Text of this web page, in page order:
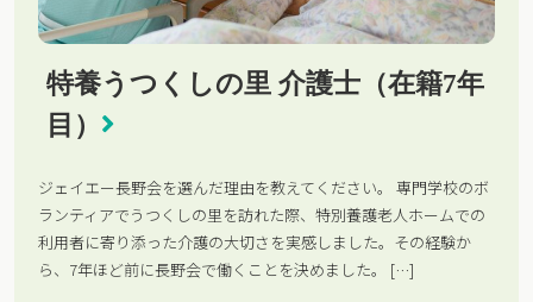
特養うつくしの里 介護士（在籍7年
目）
ジェイエー長野会を選んだ理由を教えてください。 専門学校のボ
ランティアでうつくしの里を訪れた際、特別養護老人ホームでの
利用者に寄り添った介護の大切さを実感しました。その経験か
ら、7年ほど前に長野会で働くことを決めました。 […]